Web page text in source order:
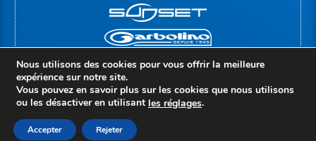
© Copyright 2026 |
Groupe Rivolier
Mentions légales
Nous utilisons des cookies pour vous offrir la meilleure
expérience sur notre site.
Vous pouvez en savoir plus sur les cookies que nous utilisons
ou les désactiver en utilisant les réglages.
Accepter Rejeter